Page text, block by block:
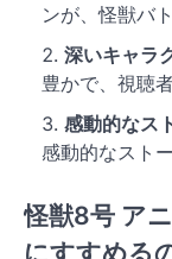
ンが、怪獣バ
深いキャラ
豊かで、視聴
感動的なス
感動的なスト
怪獣8号 ア
にすすめる